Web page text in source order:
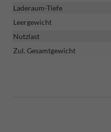
Laderaum-Tiefe
Leergewicht
Nutzlast
Zul. Gesamtgewicht